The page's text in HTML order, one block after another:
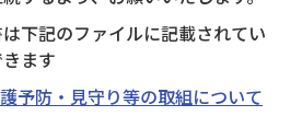
下記のファイルに記載されてい
ます
予防・見守り等の取組について